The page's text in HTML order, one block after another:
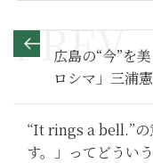
広島の“今”を
ロシマ」三浦
“It rings a bell.”の
す。」ってどうい